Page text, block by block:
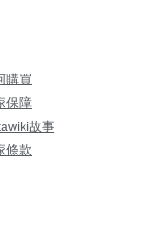
購買
保障
故事
條款